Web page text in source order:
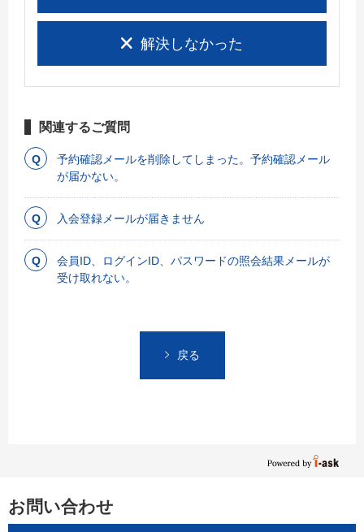
解決しなかった
関連するご質問
予約確認メールを削除してしまった。予約確認メール
が届かない。
入会登録メールが届きません
会員ID、ログインID、パスワードの照会結果メールが
受け取れない。
戻る
お問い合わせ